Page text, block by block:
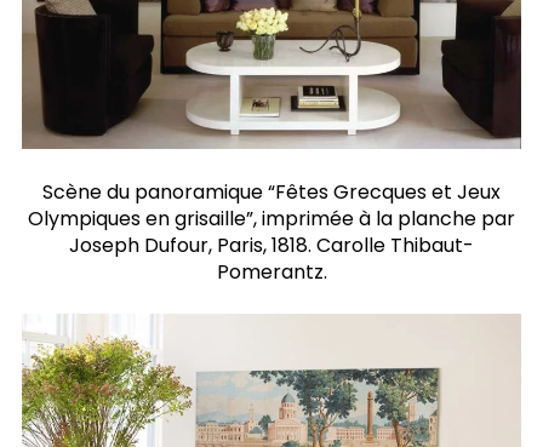
Scène du panoramique “Fêtes Grecques et Jeux
Olympiques en grisaille”, imprimée à la planche par
Joseph Dufour, Paris, 1818. Carolle Thibaut-
Pomerantz.